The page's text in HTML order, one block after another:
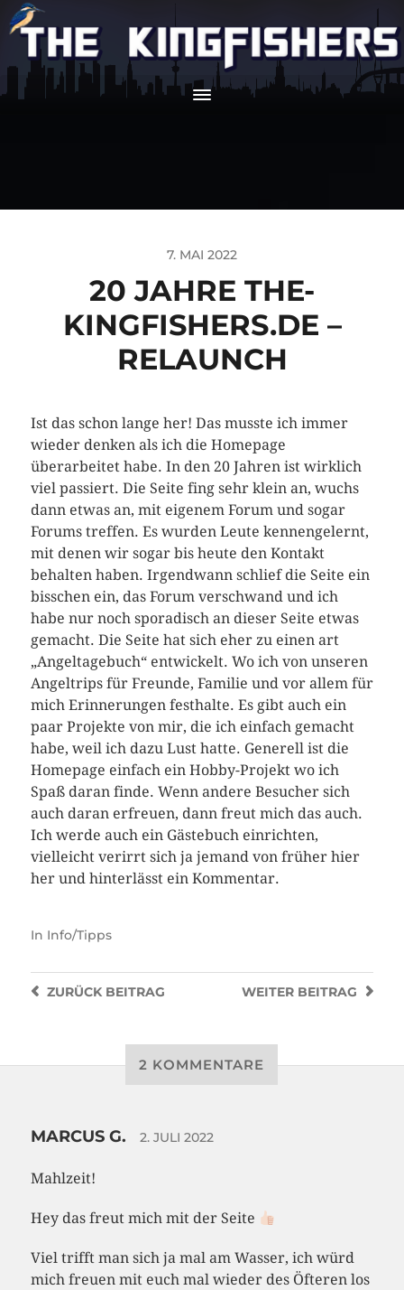
7. MAI 2022
20 JAHRE THE-
KINGFISHERS.DE –
RELAUNCH
Ist das schon lange her! Das musste ich immer
wieder denken als ich die Homepage
überarbeitet habe. In den 20 Jahren ist wirklich
viel passiert. Die Seite fing sehr klein an, wuchs
dann etwas an, mit eigenem Forum und sogar
Forums treffen. Es wurden Leute kennengelernt,
mit denen wir sogar bis heute den Kontakt
behalten haben. Irgendwann schlief die Seite ein
bisschen ein, das Forum verschwand und ich
habe nur noch sporadisch an dieser Seite etwas
gemacht. Die Seite hat sich eher zu einen art
„Angeltagebuch“ entwickelt. Wo ich von unseren
Angeltrips für Freunde, Familie und vor allem für
mich Erinnerungen festhalte. Es gibt auch ein
paar Projekte von mir, die ich einfach gemacht
habe, weil ich dazu Lust hatte. Generell ist die
Homepage einfach ein Hobby-Projekt wo ich
Spaß daran finde. Wenn andere Besucher sich
auch daran erfreuen, dann freut mich das auch.
Ich werde auch ein Gästebuch einrichten,
vielleicht verirrt sich ja jemand von früher hier
her und hinterlässt ein Kommentar.
In Info/Tipps
WEITER BEITRAG
ZURÜCKBEITRAG
2 KOMMENTARE
MARCUS G. 2. JULI 2022
Mahlzeit!
Hey das freut mich mit der Seite
Viel trifft man sich ja mal am Wasser, ich würd
mich freuen mit euch mal wieder des Öfteren los